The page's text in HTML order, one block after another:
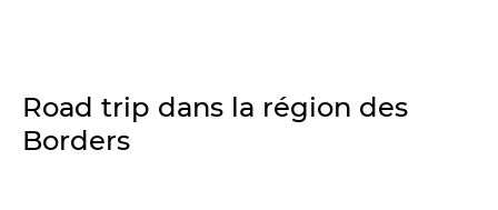
Road trip dans la région des
Borders